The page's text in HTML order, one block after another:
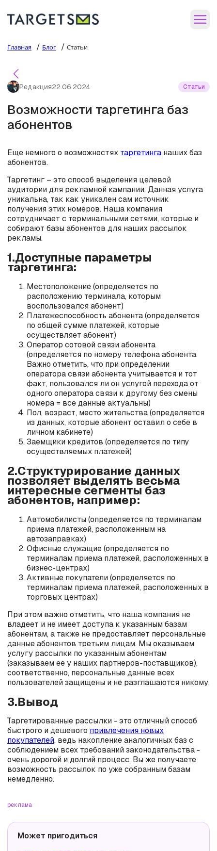
Главная / Блог / Статьи
Редакция22.06.2024 Статьи
Возможности таргетинга баз
абонентов
Еще немного о возможностях таргетинга наших баз
абонентов.
Таргетинг – это способ выделения целевой
аудитории для рекламной кампании. Данная услуга
уникальна, так как уникален сам источник
получения этих номеров. Наша компания
сотрудничает с терминальными сетями, которые и
собирают базы абонентов для наших рассылок
рекламы.
1.Доступные параметры
таргетинга:
Местоположение (определяется по
расположению терминала, которым
воспользовался абонент)
Платежеспособность абонента (определяется
по общей сумме платежей, которые
осуществляет абонент)
Оператор сотовой связи абонента
(определяется по номеру телефона абонента.
Важно отметить, что при определении
оператора связи абонента учитывается и тот
факт, пользовался ли он услугой перехода от
одного оператора связи к другому без смены
номера = все данные актуальны)
Пол, возраст, место жительства (определяется
из данных, которые абонент оставил о себе в
личном кабинете)
Заемщики кредитов (определяется по типу
осуществляемых платежей)
2.Структурирование данных
позволяет выделять весьма
интересные сегменты баз
абонентов, например:
Автомобилисты (определяется по терминалам
приема платежей, расположенным на
автозаправках)
Офисные служащие (определяется по
терминалам приема платежей, расположенных в
бизнес-центрах)
Активные покупатели (определяется по
терминалам приема платежей, расположенных в
торговых центрах)
При этом важно отметить, что наша компания не
владеет и не имеет доступа к указанным базам
абонентам, а также не предоставляет персональные
данные абонентов третьим лицам. Мы оказываем
услугу рассылки по указанным абонентам
(заказываем ее у наших партнеров-поставщиков),
соответственно, персональные данные всех
пользователей защищены и не разглашаются никому.
3.Вывод
Таргетированные рассылки - это отличный способ
быстрого и дешевого привлечения новых
покупателей, ведь накопление аналогичных баз с
соблюдением всех требований законодательства -
очень дорогой и долгий процесс. Вы же получаете
возможность рассылок по уже собранным базам
немедленно.
реклама
Может пригодиться